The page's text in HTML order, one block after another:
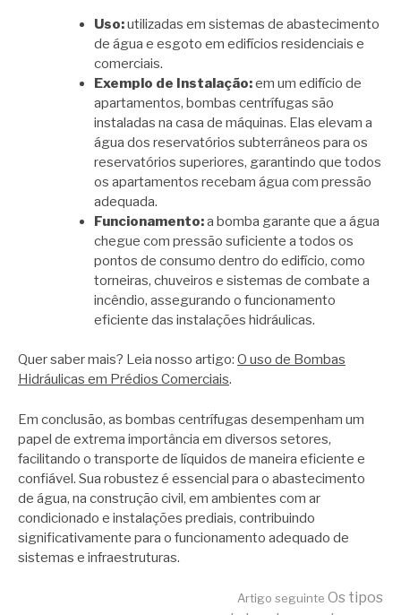
Uso:utilizadas em sistemas de abastecimento
de água e esgoto em edifícios residenciais e
comerciais.
Exemplo de Instalação:em um edifício de
apartamentos, bombas centrífugas são
instaladas na casa de máquinas. Elas elevam a
água dos reservatórios subterrâneos para os
reservatórios superiores, garantindo que todos
os apartamentos recebam água com pressão
adequada.
Funcionamento:a bomba garante que a água
chegue com pressão suficiente a todos os
pontos de consumo dentro do edifício, como
torneiras, chuveiros e sistemas de combate a
incêndio, assegurando o funcionamento
eficiente das instalações hidráulicas.
Quer saber mais? Leia nosso artigo: O uso de Bombas
Hidráulicas em Prédios Comerciais.
Em conclusão, as bombas centrífugas desempenham um
papel de extrema importância em diversos setores,
facilitando o transporte de líquidos de maneira eficiente e
confiável. Sua robustez é essencial para o abastecimento
de água, na construção civil, em ambientes com ar
condicionado e instalações prediais, contribuindo
significativamente para o funcionamento adequado de
sistemas e infraestruturas.
Artigo seguinte Os tipos